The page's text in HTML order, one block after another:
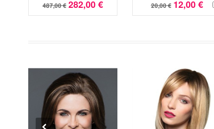
487,00 € 282,00 € 20,00 € 12,00 €